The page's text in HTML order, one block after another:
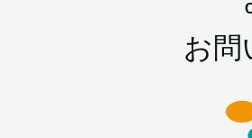
お問